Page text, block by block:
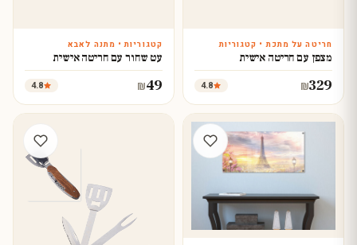
עצב עכשיו
חריטה על מתכת • קטגוריות
מצפן עם חריטה אישית
₪329
4.8
עצב עכשיו
קטגוריות • מתנה לאבא
עט שחור עם חריטה אישית
₪49
4.8